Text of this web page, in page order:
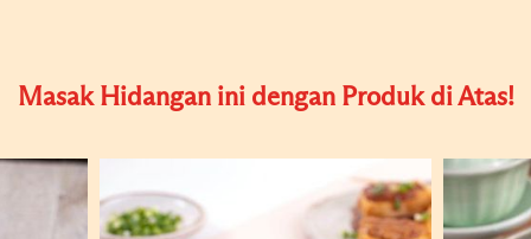
Masak Hidangan ini dengan Produk di Atas!